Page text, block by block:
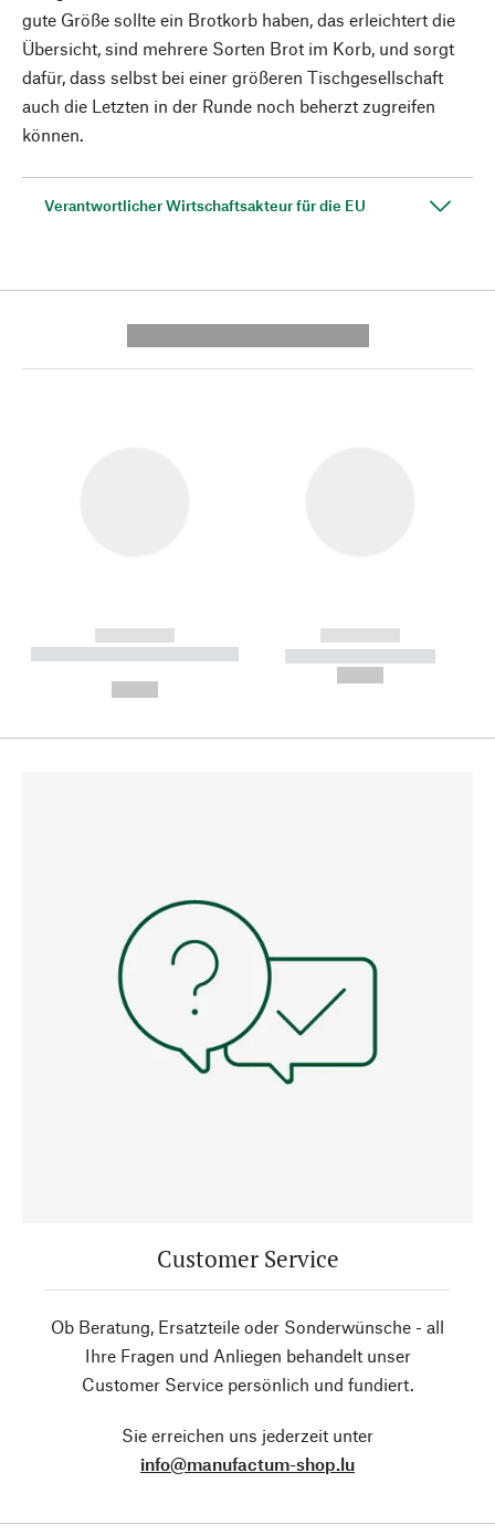
gute Größe sollte ein Brotkorb haben, das erleichtert die
Übersicht, sind mehrere Sorten Brot im Korb, und sorgt
dafür, dass selbst bei einer größeren Tischgesellschaft
auch die Letzten in der Runde noch beherzt zugreifen
können.
Verantwortlicher Wirtschaftsakteur für die EU
------------
----------- ----------- --------
------------
----------- -----------
Customer Service
Ob Beratung, Ersatzteile oder Sonderwünsche - all
Ihre Fragen und Anliegen behandelt unser
Customer Service persönlich und fundiert.
Sie erreichen uns jederzeit unter
info@manufactum-shop.lu